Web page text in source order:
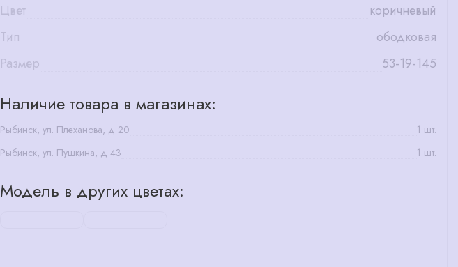
Цвет
коричневый
Тип
ободковая
Размер
53-19-145
Наличие товара в магазинах:
Рыбинск, ул. Плеханова, д 20
1 шт.
Рыбинск, ул. Пушкина, д 43
1 шт.
Модель в других цветах: